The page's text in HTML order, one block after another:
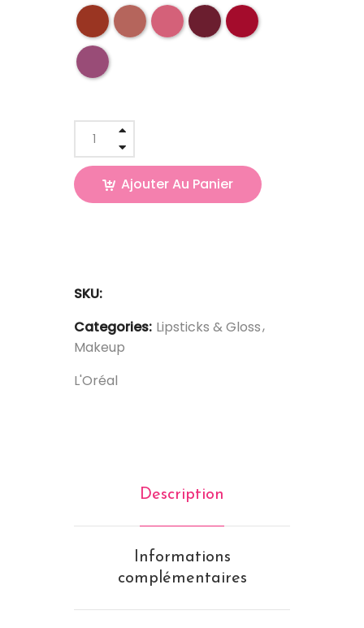
Ajouter Au Panier
SKU:
Categories: Lipsticks & Gloss
Makeup
L'Oréal
Description
Informations
complémentaires